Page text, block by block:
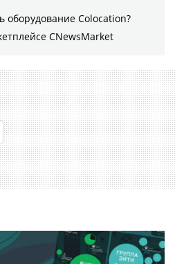
оборудование Colocation?
CNewsMarket